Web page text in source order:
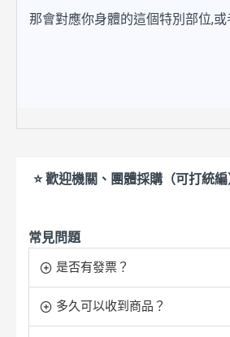
那會對應你身體的這個特別部位,或
⭐ 歡迎機關、團體採購（可打統
常見問題
是否有發票？
多久可以收到商品？